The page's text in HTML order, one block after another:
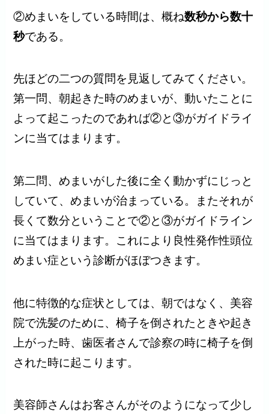
②めまいをしている時間は、概ね数秒から数十
秒である。
先ほどの二つの質問を見返してみてください。
第一問、朝起きた時のめまいが、動いたことに
よって起こったのであれば②と③がガイドライ
ンに当てはまります。
第二問、めまいがした後に全く動かずにじっと
していて、めまいが治まっている。またそれが
長くて数分ということで②と③がガイドライン
に当てはまります。これにより良性発作性頭位
めまい症という診断がほぼつきます。
他に特徴的な症状としては、朝ではなく、美容
院で洗髪のために、椅子を倒されたときや起き
上がった時、歯医者さんで診察の時に椅子を倒
された時に起こります。
美容師さんはお客さんがそのようになって少し